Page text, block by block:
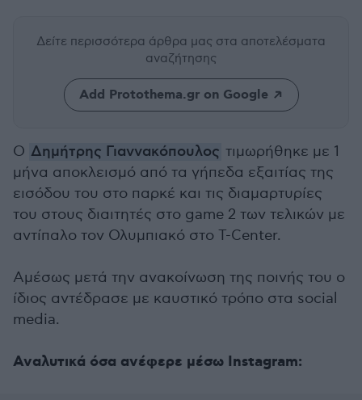
Δείτε περισσότερα άρθρα μας στα αποτελέσματα
αναζήτησης
Add Protothema.gr on Google
Ο Δημήτρης Γιαννακόπουλος τιμωρήθηκε με 1
μήνα αποκλεισμό από τα γήπεδα εξαιτίας της
εισόδου του στο παρκέ και τις διαμαρτυρίες
του στους διαιτητές στο game 2 των τελικών με
αντίπαλο τον Ολυμπιακό στο T-Center.
Αμέσως μετά την ανακοίνωση της ποινής του ο
ίδιος αντέδρασε με καυστικό τρόπο στα social
media.
Αναλυτικά όσα ανέφερε μέσω Instagram: